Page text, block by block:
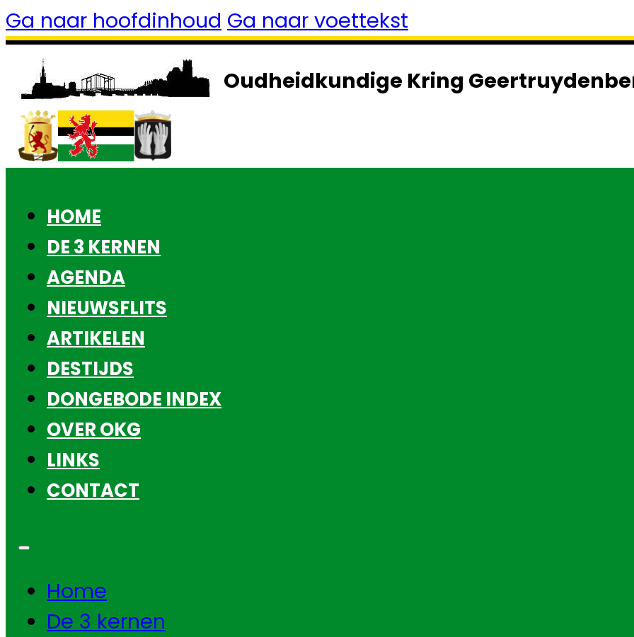
Ga naar hoofdinhoud Ga naar voettekst
Oudheidkundige Kring
HOME
DE 3 KERNEN
AGENDA
NIEUWSFLITS
ARTIKELEN
DESTIJDS
DONGEBODE INDEX
OVER OKG
LINKS
CONTACT
Home
De 3 kernen